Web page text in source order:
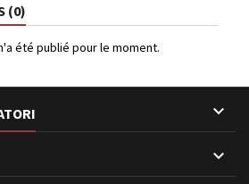
(0)
été publié pour le moment.

